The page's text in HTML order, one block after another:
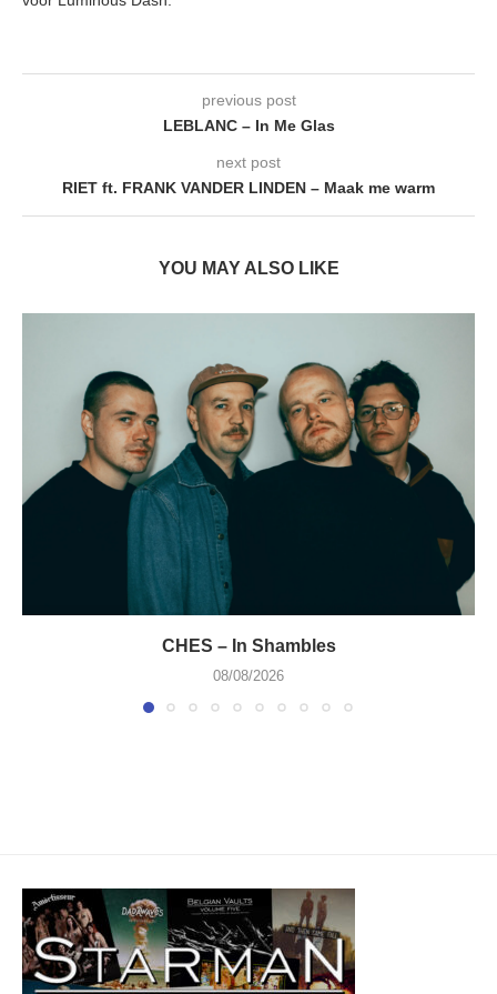
previous post
LEBLANC – In Me Glas
next post
RIET ft. FRANK VANDER LINDEN – Maak me warm
YOU MAY ALSO LIKE
CHES – In Shambles
08/08/2026